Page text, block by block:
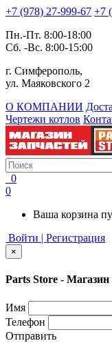
+7 (978) 27-999-67 +7
Пн.-Пт. 8:00-18:00
Сб. -Вс. 8:00-15:00
г. Симферополь,
ул. Маяковского 2
О КОМПАНИИ
Чертежи котлов
0
0
Ваша корзина
Войти | Регистрация
×
Parts Store -
Имя
Телефон
Отправить